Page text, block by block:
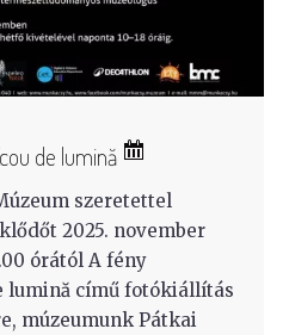
de lumină
szeretettel
2025. november
órától A fény
lumină című fotókiállítás
múzeumunk Pátkai